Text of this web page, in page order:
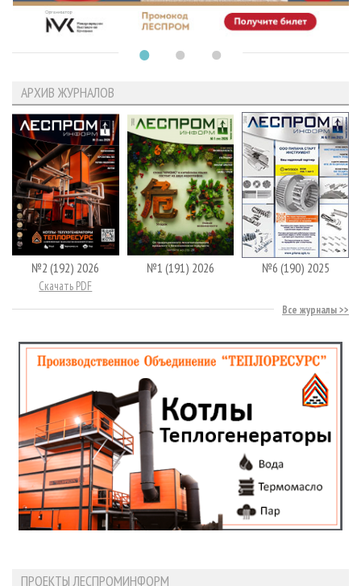
АРХИВ ЖУРНАЛОВ
№2 (192) 2026
Скачать PDF
№1 (191) 2026 №6 (190) 2025
Все журналы
ПРОЕКТЫ ЛЕСПРОМИНФОРМ